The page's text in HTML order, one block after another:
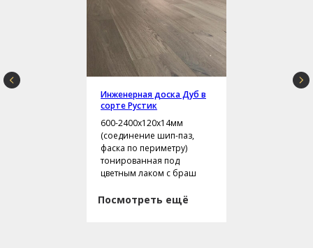
Инженерная доска Дуб в
сорте Рустик
600-2400х120х14мм
(соединение шип-паз,
фаска по периметру)
тонированная под
цветным лаком с браш
Посмотреть ещё